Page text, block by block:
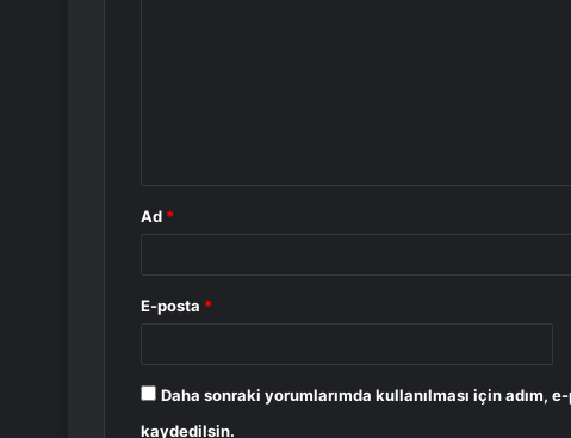
Ad *
E-posta *
Daha sonraki yorumlarımda kullanılması için adım,
kaydedilsin.